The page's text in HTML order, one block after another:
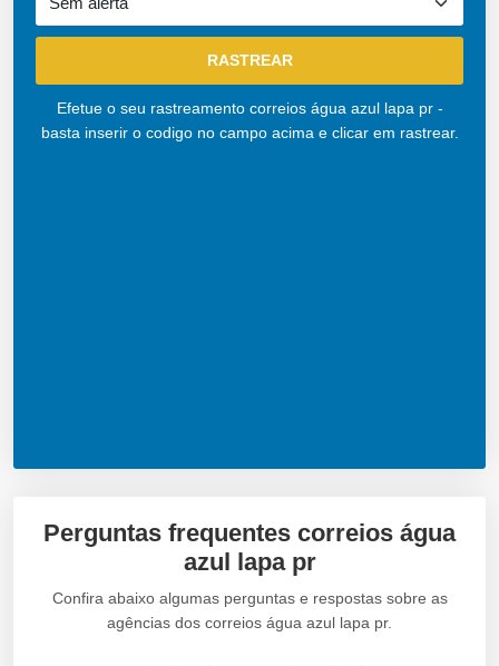
Efetue o seu rastreamento correios água azul lapa pr -
basta inserir o codigo no campo acima e clicar em rastrear.
Perguntas frequentes correios água
azul lapa pr
Confira abaixo algumas perguntas e respostas sobre as
agências dos correios água azul lapa pr.